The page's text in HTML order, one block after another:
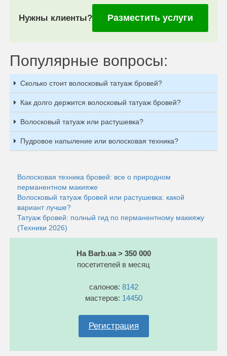
Нужны клиенты? Разместить услуги
Популярные вопросы:
Сколько стоит волосковый татуаж бровей?
Как долго держится волосковый татуаж бровей?
Волосковый татуаж или растушевка?
Пудровое напыление или волосковая техника?
Волосковая техника бровей: все о природном
перманентном макияже
Волосковый татуаж бровей или растушевка: какой
вариант лучше?
Татуаж бровей: полный гид по перманентному макияжу
(Техники 2026)
На Barb.ua > 350 000
посетителей в месяц
салонов: 8142
мастеров: 14450
Регистрация